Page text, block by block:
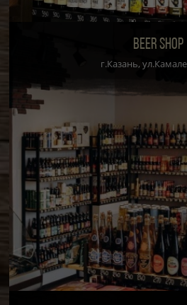
BEER SHOP
г.Казань,